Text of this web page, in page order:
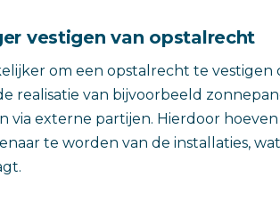
vestigen van opstalrecht
om een opstalrecht te vestigen
realisatie van bijvoorbeeld
via externe partijen. Hierdoor
te worden van de installaties,